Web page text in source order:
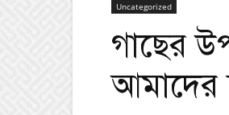
Uncategorized
গাছের
আমাদের